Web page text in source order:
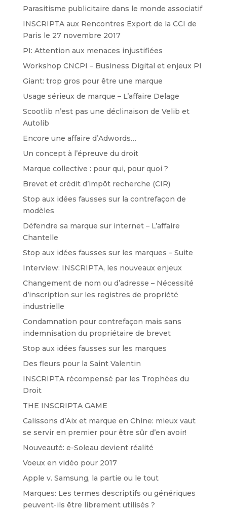
Parasitisme publicitaire dans le monde associatif
INSCRIPTA aux Rencontres Export de la CCI de
Paris le 27 novembre 2017
PI: Attention aux menaces injustifiées
Workshop CNCPI – Business Digital et enjeux PI
Giant: trop gros pour être une marque
Usage sérieux de marque – L’affaire Delage
Scootlib n’est pas une déclinaison de Velib et
Autolib
Encore une affaire d’Adwords…
Un concept à l’épreuve du droit
Marque collective : pour qui, pour quoi ?
Brevet et crédit d’impôt recherche (CIR)
Stop aux idées fausses sur la contrefaçon de
modèles
Défendre sa marque sur internet – L’affaire
Chantelle
Stop aux idées fausses sur les marques – Suite
Interview: INSCRIPTA, les nouveaux enjeux
Changement de nom ou d’adresse – Nécessité
d’inscription sur les registres de propriété
industrielle
Condamnation pour contrefaçon mais sans
indemnisation du propriétaire de brevet
Stop aux idées fausses sur les marques
Des fleurs pour la Saint Valentin
INSCRIPTA récompensé par les Trophées du
Droit
THE INSCRIPTA GAME
Calissons d’Aix et marque en Chine: mieux vaut
se servir en premier pour être sûr d’en avoir!
Nouveauté: e-Soleau devient réalité
Voeux en vidéo pour 2017
Apple v. Samsung, la partie ou le tout
Marques: Les termes descriptifs ou génériques
peuvent-ils être librement utilisés ?